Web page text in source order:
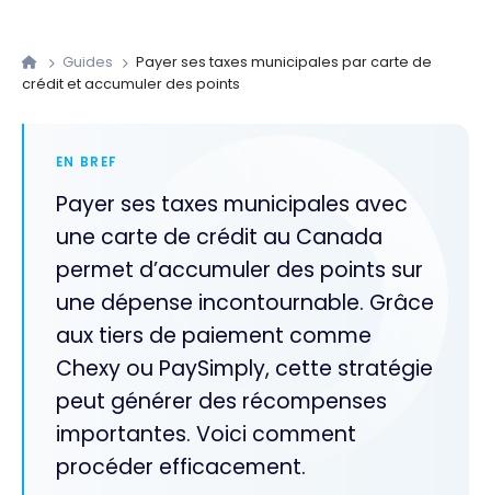
Guides
Payer ses taxes municipales par carte de
crédit et accumuler des points
EN BREF
Payer ses taxes municipales avec
une carte de crédit au Canada
permet d’accumuler des points sur
une dépense incontournable. Grâce
aux tiers de paiement comme
Chexy ou PaySimply, cette stratégie
peut générer des récompenses
importantes. Voici comment
procéder efficacement.